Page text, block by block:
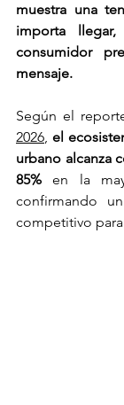
muestra una
importa
consumidor
mensaje.
Según el
2026, el
urbano alcanza
85% en la
confirmando
competitivo para